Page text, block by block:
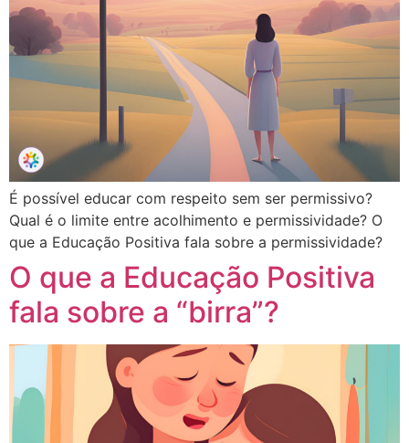
É possível educar com respeito sem ser permissivo?
Qual é o limite entre acolhimento e permissividade? O
que a Educação Positiva fala sobre a permissividade?
O que a Educação Positiva
fala sobre a “birra”?